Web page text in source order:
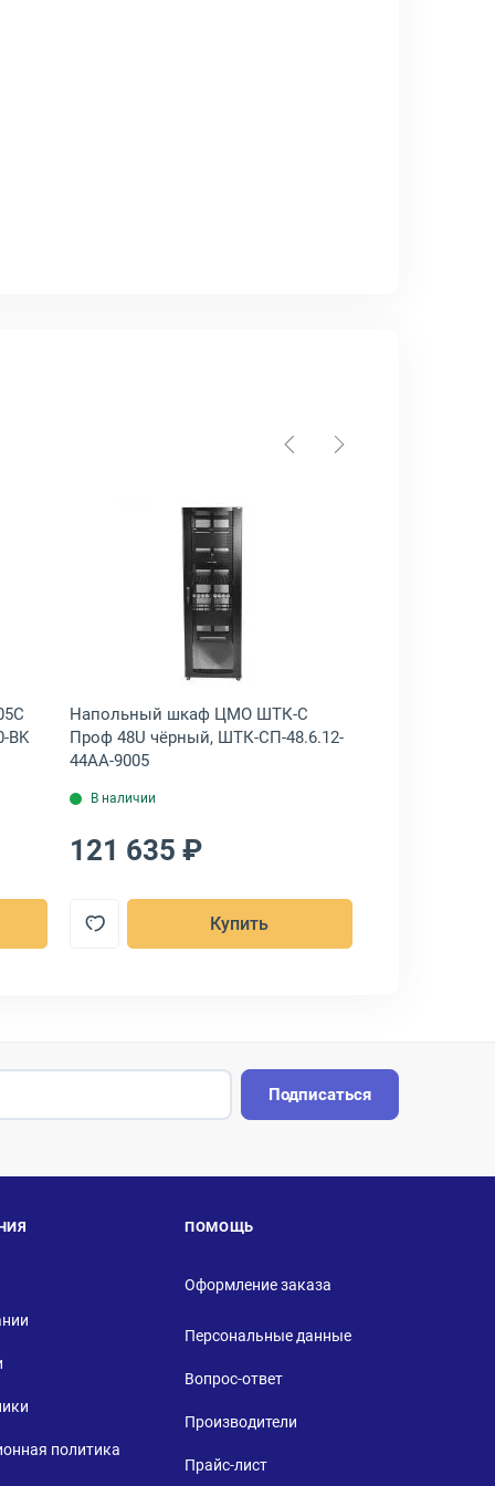
ШТК-СП-42.8.10-88АА-9005
Напольный шкаф Cabeus ND-05C 42U чёрный, ND-05C-42U80/
BK
Открыть товар: Напольный шкаф
Напольный шкаф ЦМО ШТК-С
Проф 48U чёрный, ШТК-СП-48.6.12-
44АА-9005
В наличии
121 635 ₽
Купить
Подписаться
политика
ПОМОЩЬ
Оформление заказа
Персональные данные
Вопрос-ответ
Производители
Прайс-лист